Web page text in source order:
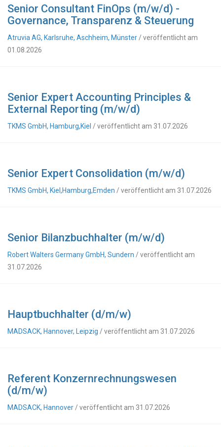
Senior Consultant FinOps (m/w/d) -
Governance, Transparenz & Steuerung
Atruvia AG, Karlsruhe, Aschheim, Münster / veröffentlicht am
01.08.2026
Senior Expert Accounting Principles &
External Reporting (m/w/d)
TKMS GmbH, Hamburg,Kiel / veröffentlicht am 31.07.2026
Senior Expert Consolidation (m/w/d)
TKMS GmbH, Kiel,Hamburg,Emden / veröffentlicht am 31.07.2026
Senior Bilanzbuchhalter (m/w/d)
Robert Walters Germany GmbH, Sundern / veröffentlicht am
31.07.2026
Hauptbuchhalter (d/m/w)
MADSACK, Hannover, Leipzig / veröffentlicht am 31.07.2026
Referent Konzernrechnungswesen
(d/m/w)
MADSACK, Hannover / veröffentlicht am 31.07.2026